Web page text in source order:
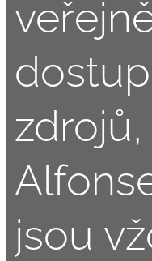
jsou